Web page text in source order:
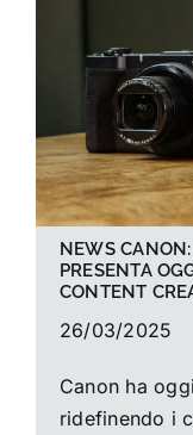
La foto del
Guide
Cerca
per:
NEWS
PRESENTA
CONTENT
26/03/2025
Canon ha
ridefinendo i